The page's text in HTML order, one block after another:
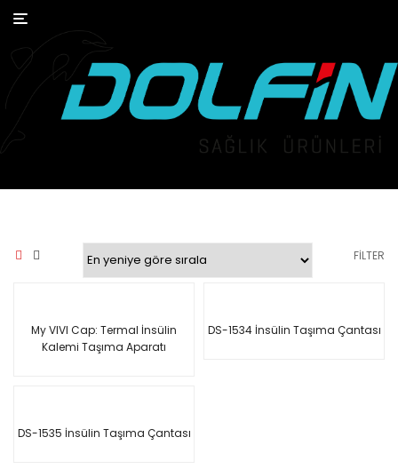
Toggle
navigation
FILTER
My VIVI Cap: Termal İnsülin
Kalemi Taşıma Aparatı
DS-1534 İnsülin Taşıma Çantası
DS-1535 İnsülin Taşıma Çantası